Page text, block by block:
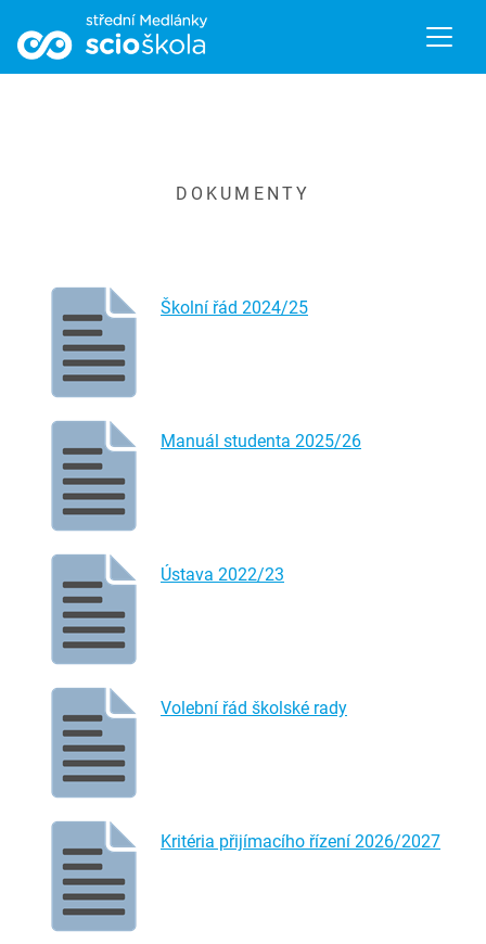
DOKUMENTY
Školní řád 2024/25
Manuál studenta 2025/26
Ústava 2022/23
Volební řád školské rady
Kritéria přijímacího řízení 2026/2027